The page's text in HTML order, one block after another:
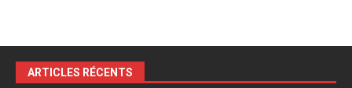
ARTICLES RÉCENTS